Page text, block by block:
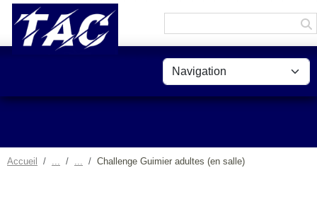
Accueil Challenge Guimier adultes (en salle)
Panneau de gestion des cookies